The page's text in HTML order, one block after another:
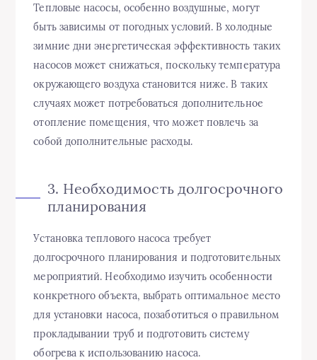
Тепловые насосы, особенно воздушные, могут
быть зависимы от погодных условий. В холодные
зимние дни энергетическая эффективность таких
насосов может снижаться, поскольку температура
окружающего воздуха становится ниже. В таких
случаях может потребоваться дополнительное
отопление помещения, что может повлечь за
собой дополнительные расходы.
3. Необходимость долгосрочного
планирования
Установка теплового насоса требует
долгосрочного планирования и подготовительных
мероприятий. Необходимо изучить особенности
конкретного объекта, выбрать оптимальное место
для установки насоса, позаботиться о правильном
прокладывании труб и подготовить систему
обогрева к использованию насоса.